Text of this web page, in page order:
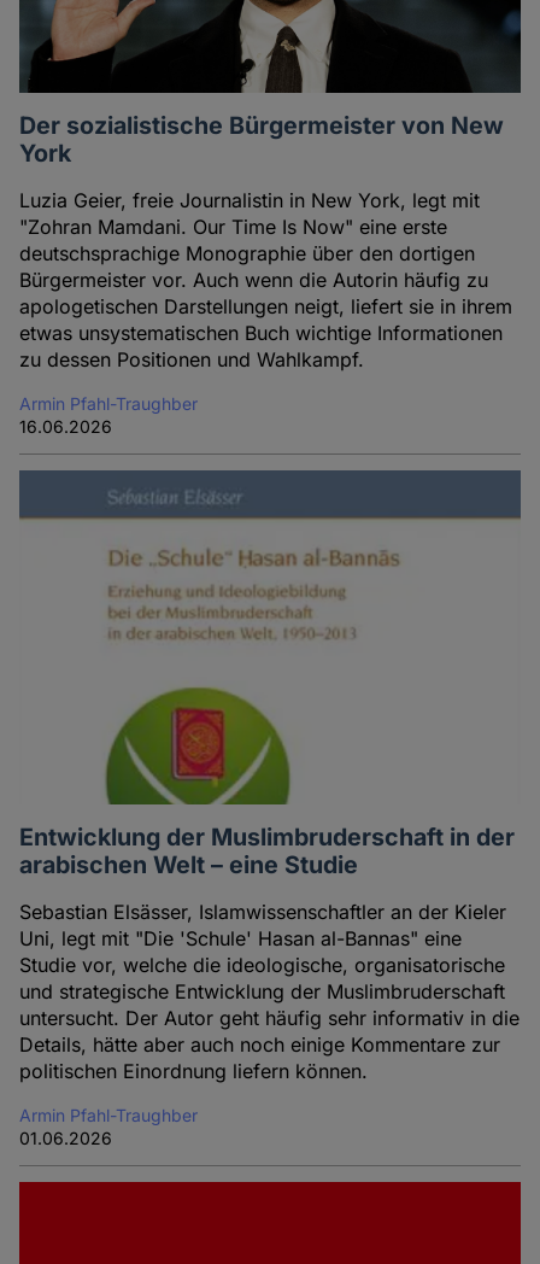
Der sozialistische Bürgermeister von New
York
Luzia Geier, freie Journalistin in New York, legt mit
"Zohran Mamdani. Our Time Is Now" eine erste
deutschsprachige Monographie über den dortigen
Bürgermeister vor. Auch wenn die Autorin häufig zu
apologetischen Darstellungen neigt, liefert sie in ihrem
etwas unsystematischen Buch wichtige Informationen
zu dessen Positionen und Wahlkampf.
Armin Pfahl-Traughber
16.06.2026
Entwicklung der Muslimbruderschaft in der
arabischen Welt – eine Studie
Sebastian Elsässer, Islamwissenschaftler an der Kieler
Uni, legt mit "Die 'Schule' Hasan al-Bannas" eine
Studie vor, welche die ideologische, organisatorische
und strategische Entwicklung der Muslimbruderschaft
untersucht. Der Autor geht häufig sehr informativ in die
Details, hätte aber auch noch einige Kommentare zur
politischen Einordnung liefern können.
Armin Pfahl-Traughber
01.06.2026
Cookies